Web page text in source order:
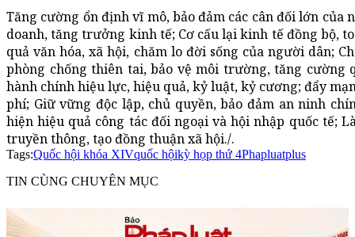
Tăng cường ổn định vĩ mô, bảo đảm các cân đối lớn của
doanh, tăng trưởng kinh tế; Cơ cấu lại kinh tế đồng bộ,
quả văn hóa, xã hội, chăm lo đời sống của người dân;
phòng chống thiên tai, bảo vệ môi trường, tăng cường
hành chính hiệu lực, hiệu quả, kỷ luật, kỷ cương; đẩy
phí; Giữ vững độc lập, chủ quyền, bảo đảm an ninh
hiện hiệu quả công tác đối ngoại và hội nhập quốc tế;
truyền thông, tạo đồng thuận xã hội./.
Tags:Quốc hội khóa XIVquốc hộikỳ họp thứ 4Phapluatplus
TIN CÙNG CHUYÊN MỤC